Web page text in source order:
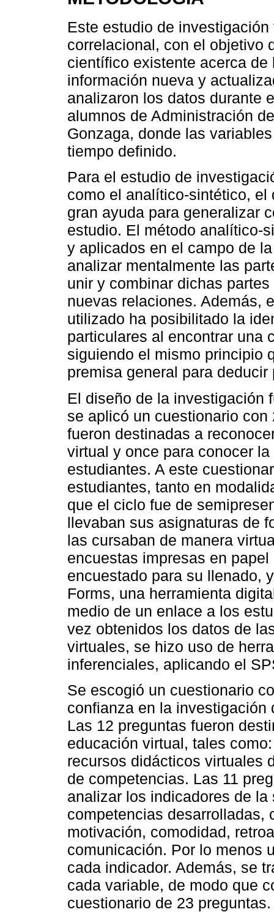
Este estudio de
correlacional, con el objetivo
científico existente acerca
información nueva y
analizaron los datos durante
alumnos de Administración
Gonzaga, donde las
tiempo definido.
Para el estudio de
como el analítico-sintético,
gran ayuda para generalizar
estudio. El método analítico-
y aplicados en el campo de
analizar mentalmente las
unir y combinar dichas
nuevas relaciones. Además,
utilizado ha posibilitado la
particulares al encontrar una
siguiendo el mismo principio
premisa general para
El diseño de la investigación
se aplicó un cuestionario
fueron destinadas a
virtual y once para conocer
estudiantes. A este
estudiantes, tanto en
que el ciclo fue de
llevaban sus asignaturas de
las cursaban de manera
encuestas impresas en
encuestado para su llenado,
Forms, una herramienta
medio de un enlace a los
vez obtenidos los datos de
virtuales, se hizo uso de
inferenciales, aplicando el
Se escogió un cuestionario
confianza en la
Las 12 preguntas fueron
educación virtual, tales
recursos didácticos virtuales
de competencias. Las 11
analizar los indicadores de
competencias desarrolladas,
motivación, comodidad,
comunicación. Por lo menos
cada indicador. Además, se
cada variable, de modo que
cuestionario de 23 preguntas.